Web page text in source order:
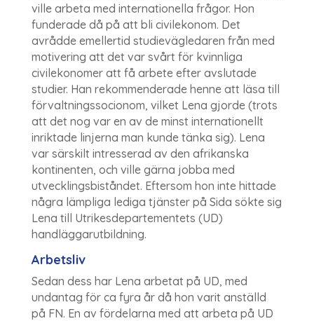
ville arbeta med internationella frågor. Hon
funderade då på att bli civilekonom. Det
avrådde emellertid studievägledaren från med
motivering att det var svårt för kvinnliga
civilekonomer att få arbete efter avslutade
studier. Han rekommenderade henne att läsa till
förvaltningssocionom, vilket Lena gjorde (trots
att det nog var en av de minst internationellt
inriktade linjerna man kunde tänka sig). Lena
var särskilt intresserad av den afrikanska
kontinenten, och ville gärna jobba med
utvecklingsbiståndet. Eftersom hon inte hittade
några lämpliga lediga tjänster på Sida sökte sig
Lena till Utrikesdepartementets (UD)
handläggarutbildning.
Arbetsliv
Sedan dess har Lena arbetat på UD, med
undantag för ca fyra år då hon varit anställd
på FN. En av fördelarna med att arbeta på UD